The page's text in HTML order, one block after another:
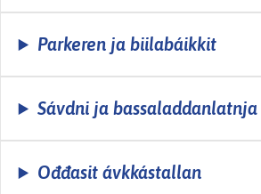
Parkeren ja biilabáikkit
Sávdni ja bassaladdanlatnja
Ođđasit ávkkástallan